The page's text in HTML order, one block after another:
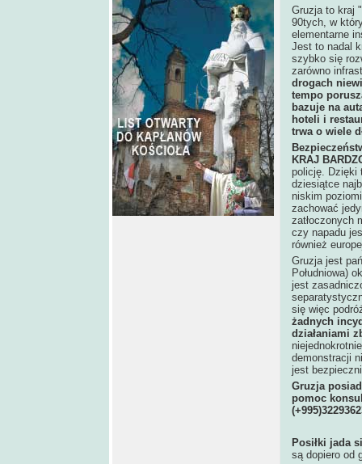
Gruzja to kraj
90tych, w
elementarne
Jest to nadal
szybko się
zarówno
drogach
tempo
bazuje na
hoteli i
trwa o wiele
KRAJ
policję. Dzięki
dziesiątce
niskim
zachować
zatłoczonych
czy napadu
również
Gruzja jest
Południowa)
jest
się więc
żadnych
działaniami
demonstracji
jest
Gruzja
pomoc
Posiłki jada
są dopiero od